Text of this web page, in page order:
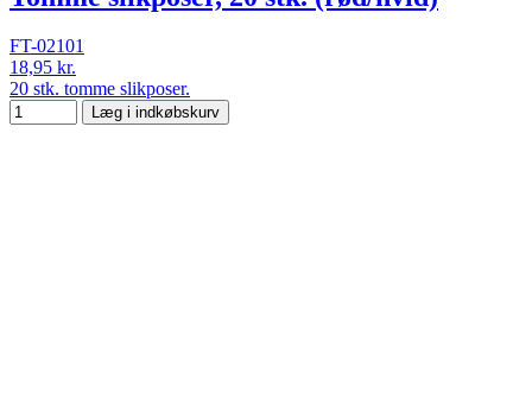
FT-02101
18,95 kr.
20 stk. tomme slikposer.
Læg i indkøbskurv